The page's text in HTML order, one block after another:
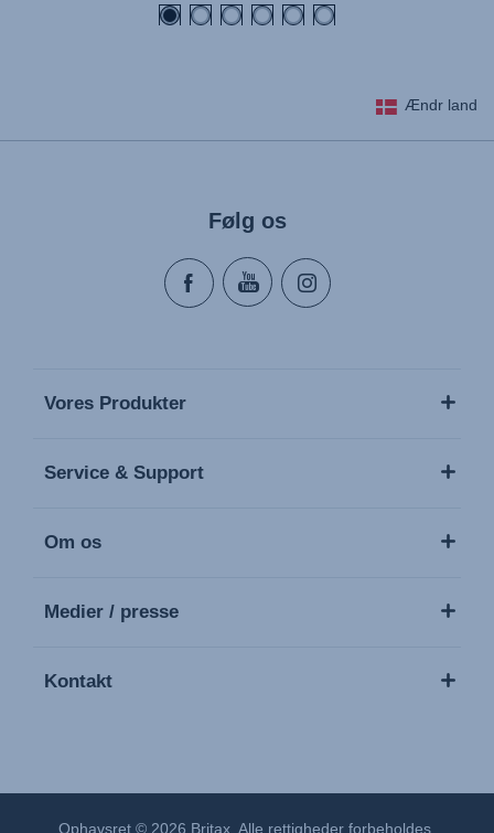
Ændr land
Følg os
Vores Produkter
Service & Support
Om os
Medier / presse
Kontakt
Ophavsret © 2026 Britax. Alle rettigheder forbeholdes.